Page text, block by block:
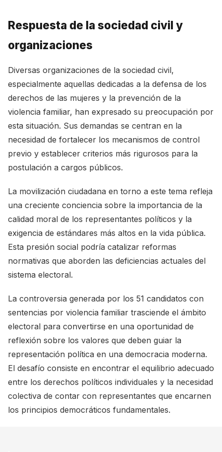
Respuesta de la sociedad civil y
organizaciones
Diversas organizaciones de la sociedad civil,
especialmente aquellas dedicadas a la defensa de los
derechos de las mujeres y la prevención de la
violencia familiar, han expresado su preocupación por
esta situación. Sus demandas se centran en la
necesidad de fortalecer los mecanismos de control
previo y establecer criterios más rigurosos para la
postulación a cargos públicos.
La movilización ciudadana en torno a este tema refleja
una creciente conciencia sobre la importancia de la
calidad moral de los representantes políticos y la
exigencia de estándares más altos en la vida pública.
Esta presión social podría catalizar reformas
normativas que aborden las deficiencias actuales del
sistema electoral.
La controversia generada por los 51 candidatos con
sentencias por violencia familiar trasciende el ámbito
electoral para convertirse en una oportunidad de
reflexión sobre los valores que deben guiar la
representación política en una democracia moderna.
El desafío consiste en encontrar el equilibrio adecuado
entre los derechos políticos individuales y la necesidad
colectiva de contar con representantes que encarnen
los principios democráticos fundamentales.